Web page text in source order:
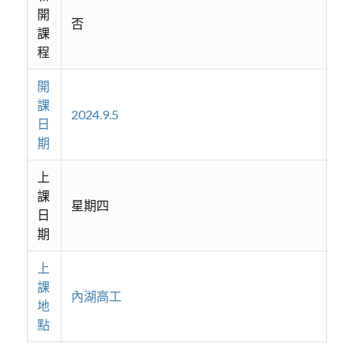
開
課
程
否
開
課
日
期
2024.9.5
上
課
日
期
星期四
上
課
地
點
內湖高工